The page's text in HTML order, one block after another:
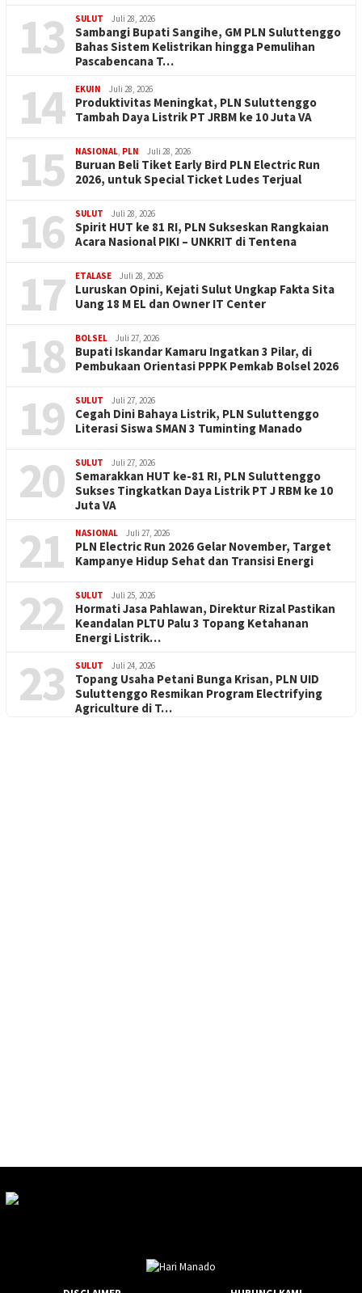
13 SULUT Juli 28, 2026
Sambangi Bupati Sangihe, GM PLN Suluttenggo
Bahas Sistem Kelistrikan hingga Pemulihan
Pascabencana T…
14 EKUIN Juli 28, 2026
Produktivitas Meningkat, PLN Suluttenggo
Tambah Daya Listrik PT JRBM ke 10 Juta VA
15 NASIONAL, PLN Juli 28, 2026
Buruan Beli Tiket Early Bird PLN Electric Run
2026, untuk Special Ticket Ludes Terjual
16 SULUT Juli 28, 2026
Spirit HUT ke 81 RI, PLN Sukseskan Rangkaian
Acara Nasional PIKI – UNKRIT di Tentena
17 ETALASE Juli 28, 2026
Luruskan Opini, Kejati Sulut Ungkap Fakta Sita
Uang 18 M EL dan Owner IT Center
18 BOLSEL Juli 27, 2026
Bupati Iskandar Kamaru Ingatkan 3 Pilar, di
Pembukaan Orientasi PPPK Pemkab Bolsel 2026
19 SULUT Juli 27, 2026
Cegah Dini Bahaya Listrik, PLN Suluttenggo
Literasi Siswa SMAN 3 Tuminting Manado
20 SULUT Juli 27, 2026
Semarakkan HUT ke-81 RI, PLN Suluttenggo
Sukses Tingkatkan Daya Listrik PT J RBM ke 10
Juta VA
21 NASIONAL Juli 27, 2026
PLN Electric Run 2026 Gelar November, Target
Kampanye Hidup Sehat dan Transisi Energi
22 SULUT Juli 25, 2026
Hormati Jasa Pahlawan, Direktur Rizal Pastikan
Keandalan PLTU Palu 3 Topang Ketahanan
Energi Listrik…
23 SULUT Juli 24, 2026
Topang Usaha Petani Bunga Krisan, PLN UID
Suluttenggo Resmikan Program Electrifying
Agriculture di T…